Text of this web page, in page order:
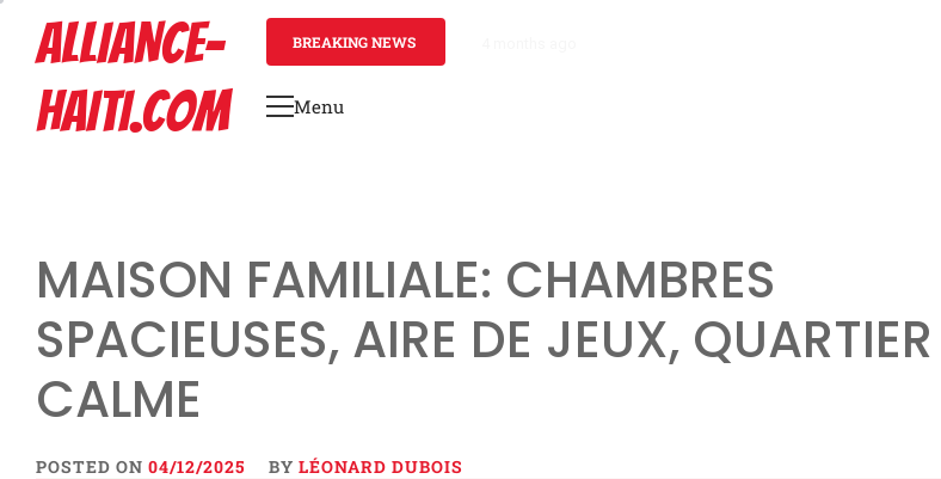
contentALLIANCE-
HAITI.COM
BREAKING NEWS
Primary
Menu
MAISON FAMILIALE: CHAMBRES
SPACIEUSES, AIRE DE JEUX, QUARTIER
CALME
POSTED ON 04/12/2025 BY LÉONARD DUBOIS